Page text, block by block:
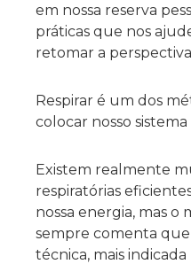
em nossa reserva
práticas que nos
retomar a perspectiva
Respirar é um dos
colocar nosso
Existem realmente
respiratórias
nossa energia, mas o
sempre comenta
técnica, mais indicada